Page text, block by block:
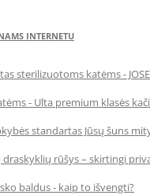
INTERNETU
sterilizuotoms katėms -
- Ulta premium klasės
standartas Jūsų šuns
draskyklių rūšys – skirtingi
baldus - kaip to išvengti?